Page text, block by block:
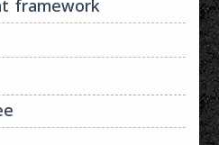
framework